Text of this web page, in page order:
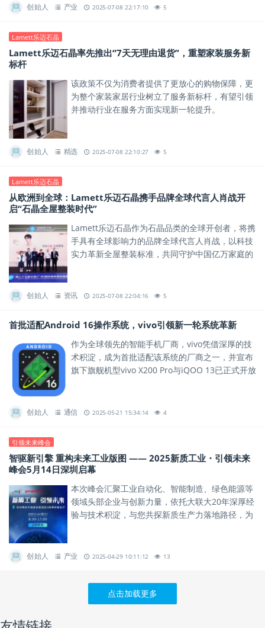
创始人 产业 2025-07-08 22:17:10 5
Lamett乐迈石晶
Lamett乐迈石晶率先推出“7天无理由退货”，重塑家装服务新
标杆
该政策不仅为消费者提供了更放心的购物保障，更
为整个家装家居行业树立了服务新标杆，有望引领
并推动行业在服务方面实现新一轮提升。
创始人 精选 2025-07-08 22:10:27 5
Lamett乐迈石晶
从欧洲到全球：Lamett乐迈石晶携手品牌全球代言人肖战开
启“石晶全屋整装时代”
Lamett乐迈石晶作为石晶品类的全球开创者，将携
手具有全球影响力的品牌全球代言人肖战，以科技
实力革新全屋整装标准，共同守护中国亿万家庭的
创始人 资讯 2025-07-08 22:04:16 5
首批适配Android 16操作系统，vivo引领新一轮系统革新
作为全球领先的智能手机厂商，vivo凭借深厚的技
术积淀，成为首批适配该系统的厂商之一，并宣布
旗下旗舰机型vivo X200 Pro与iQOO 13已正式开放
创始人 通信 2025-05-21 15:34:14 4
引领未来峰会
智驱新引擎 重构未来工业版图 —— 2025新质工业・引领未来
峰会5月14日深圳启幕
本次峰会汇聚工业自动化、智能制造、绿色能源等
领域头部企业与创新力量，依托大联大20年深厚经
验与技术积淀，与您共探新质生产力落地路径，为
创始人 产业 2025-04-29 10:11:12 13
点击加载更多